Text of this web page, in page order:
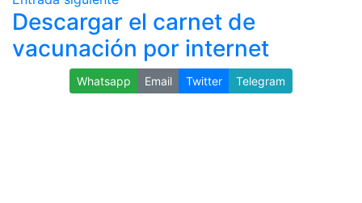
Descargar el carnet de
vacunación por internet
Whatsapp Email Twitter Telegram